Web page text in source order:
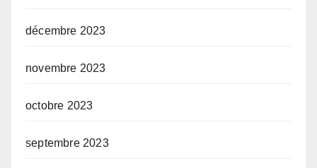
décembre 2023
novembre 2023
octobre 2023
septembre 2023